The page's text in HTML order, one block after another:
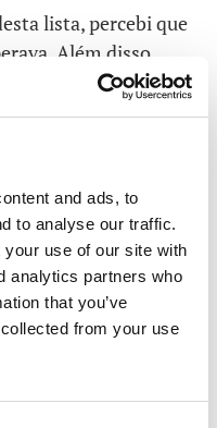
and ads, to
to analyse our traffic.
use of our site with
analytics partners who
that you’ve
from your use
lista, percebi que
Além disso,
número ímpar, como
Então
tem de visitar em
cheguei a 100!
Top-100 Must-See
lugares do
muito pessoal.
a oportunidade
o possível!